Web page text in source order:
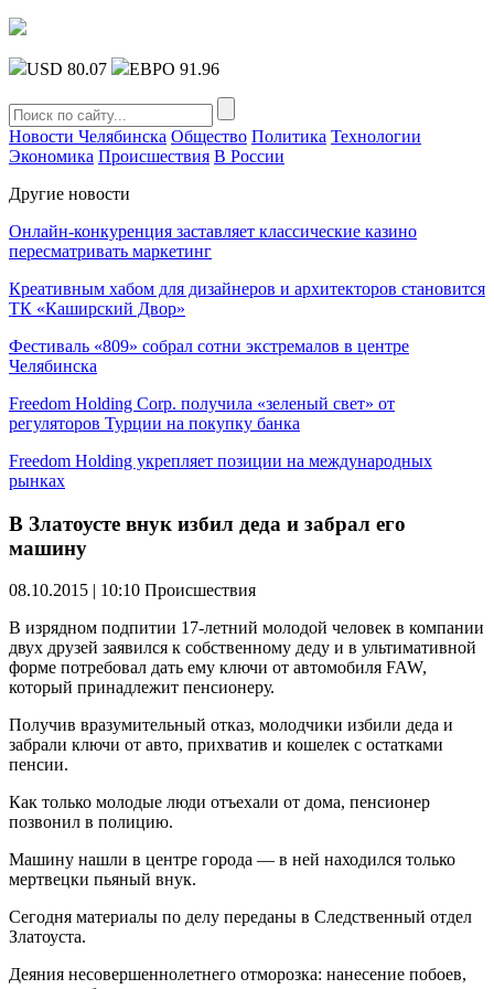
USD 80.07 ЕВРО 91.96
Новости Челябинска Общество Политика Технологии
Экономика Происшествия В России
Другие новости
Онлайн-конкуренция заставляет классические казино
пересматривать маркетинг
Креативным хабом для дизайнеров и архитекторов становится
ТК «Каширский Двор»
Фестиваль «809» собрал сотни экстремалов в центре
Челябинска
Freedom Holding Corp. получила «зеленый свет» от
регуляторов Турции на покупку банка
Freedom Holding укрепляет позиции на международных
рынках
В Златоусте внук избил деда и забрал его
машину
08.10.2015 | 10:10 Происшествия
В изрядном подпитии 17-летний молодой человек в компании
двух друзей заявился к собственному деду и в ультимативной
форме потребовал дать ему ключи от автомобиля FAW,
который принадлежит пенсионеру.
Получив вразумительный отказ, молодчики избили деда и
забрали ключи от авто, прихватив и кошелек с остатками
пенсии.
Как только молодые люди отъехали от дома, пенсионер
позвонил в полицию.
Машину нашли в центре города — в ней находился только
мертвецки пьяный внук.
Сегодня материалы по делу переданы в Следственный отдел
Златоуста.
Деяния несовершеннолетнего отморозка: нанесение побоев,